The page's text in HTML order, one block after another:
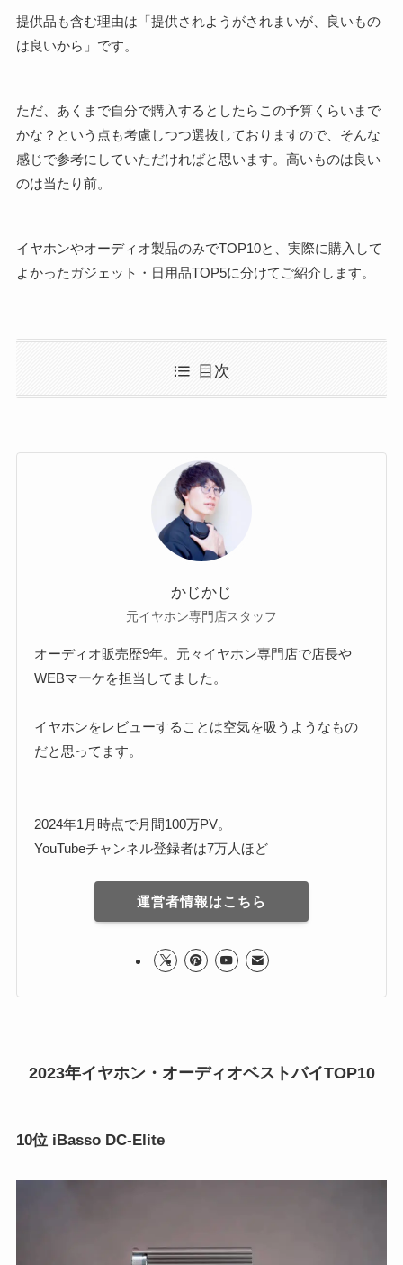
提供品も含む理由は「提供されようがされまいが、良いもの
は良いから」です。
ただ、あくまで自分で購入するとしたらこの予算くらいまで
かな？という点も考慮しつつ選抜しておりますので、そんな
感じで参考にしていただければと思います。高いものは良い
のは当たり前。
イヤホンやオーディオ製品のみでTOP10と、実際に購入して
よかったガジェット・日用品TOP5に分けてご紹介します。
目次
かじかじ
元イヤホン専門店スタッフ
オーディオ販売歴9年。元々イヤホン専門店で店長や
WEBマーケを担当してました。
イヤホンをレビューすることは空気を吸うようなもの
だと思ってます。
2024年1月時点で月間100万PV。
YouTubeチャンネル登録者は7万人ほど
運営者情報はこちら
2023年イヤホン・オーディオベストバイTOP10
10位 iBasso DC-Elite